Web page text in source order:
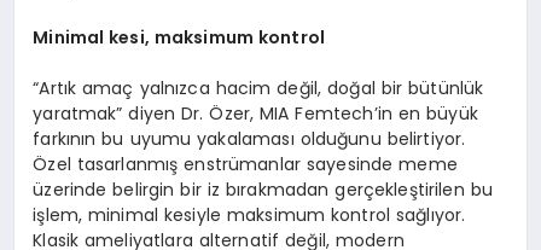
Minimal kesi, maksimum kontrol
“Artık amaç yalnızca hacim değil, doğal bir bütünlük
yaratmak” diyen Dr. Özer, MIA Femtech’in en büyük
farkının bu uyumu yakalaması olduğunu belirtiyor.
Özel tasarlanmış enstrümanlar sayesinde meme
üzerinde belirgin bir iz bırakmadan gerçekleştirilen bu
işlem, minimal kesiyle maksimum kontrol sağlıyor.
Klasik ameliyatlara alternatif değil, modern